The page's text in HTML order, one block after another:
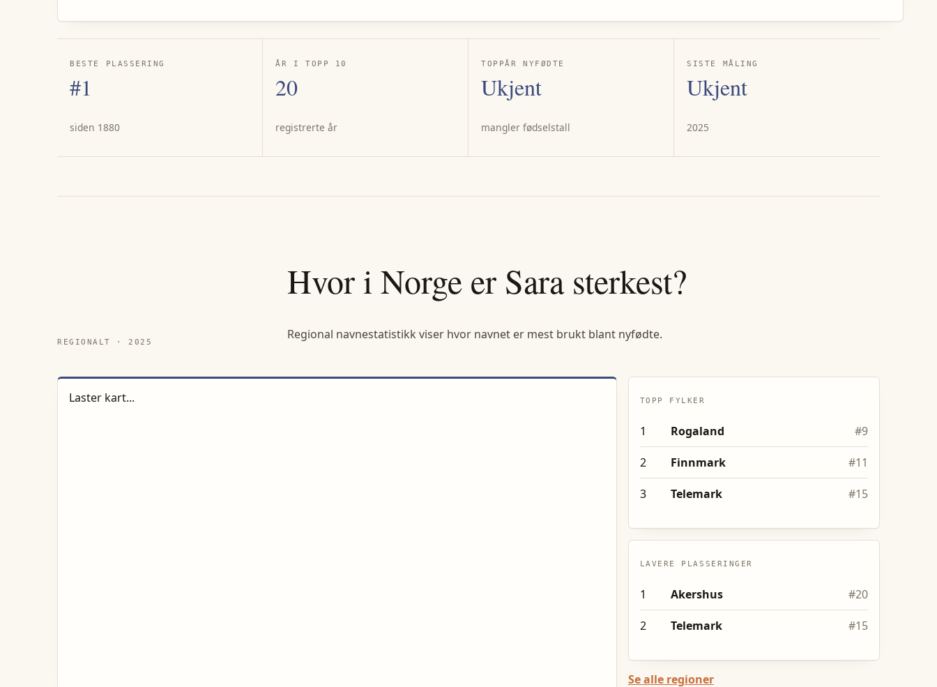
BESTE PLASSERING
#1
siden 1880
ÅR I TOPP 10
20
registrerte år
TOPPÅR NYFØDTE
Ukjent
mangler fødselstall
SISTE MÅLING
Ukjent
2025
REGIONALT ·2025
Hvor i Norge er Sarasterkest?
Regional navnestatistikk viser hvor navnet er mest brukt blant nyfødte.
Laster kart... TOPP FYLKER
1 Rogaland #9
2 Finnmark #11
3 Telemark #15
LAVERE PLASSERINGER
1 Akershus #20
2 Telemark #15
Se alle regioner